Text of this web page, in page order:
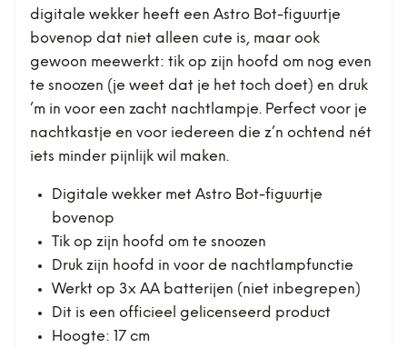
digitale wekker heeft een Astro Bot-figuurtje
bovenop dat niet alleen cute is, maar ook
gewoon meewerkt: tik op zijn hoofd om nog even
te snoozen (je weet dat je het toch doet) en druk
’m in voor een zacht nachtlampje. Perfect voor je
nachtkastje en voor iedereen die z’n ochtend nét
iets minder pijnlijk wil maken.
Digitale wekker met Astro Bot-figuurtje
bovenop
Tik op zijn hoofd om te snoozen
Druk zijn hoofd in voor de nachtlampfunctie
Werkt op 3x AA batterijen (niet inbegrepen)
Dit is een officieel gelicenseerd product
Hoogte: 17 cm